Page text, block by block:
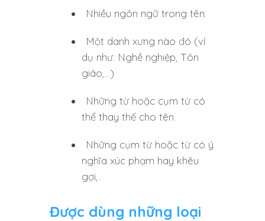
Nhiều ngôn ngữ trong tên.
Một danh xưng nào đó (ví
dụ như: Nghề nghiệp, Tôn
giáo,…)
Những từ hoặc cụm từ có
thể thay thế cho tên.
Những cụm từ hoặc từ có ý
nghĩa xúc phạm hay khêu
gợi,..
Được dùng những loại